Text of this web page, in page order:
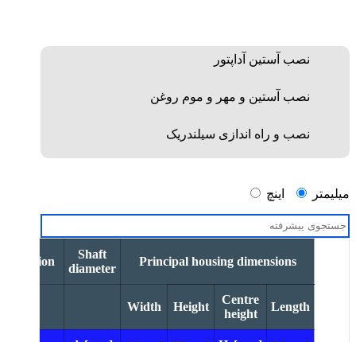
نصب آستین آداپتور
نصب آستین و مهر و موم روغن
نصب و راه اندازی سیلندریک
میلیمتر اینچ
Shaft
diameter
Principal housing dimensions
Width Height
Centre
height
Length